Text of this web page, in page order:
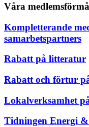
Våra
Kompletterande
samarbetspartners
Rabatt på litteratur
Rabatt och förtur
Lokalverksamhet
Tidningen Energi